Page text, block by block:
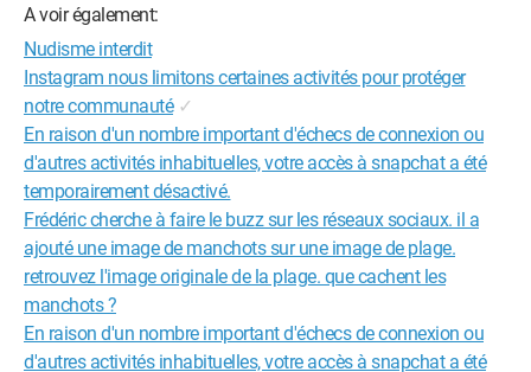
Sur les plages, des activités courantes comme jeter des
déchets, se baigner hors des zones surveillées, la circulation
de véhicules motorisés, la présence de chiens et même
ramasser des coquillages sont en réalité formellement
interdites et peuvent entraîner des amendes. De plus, il est
interdit de faire du feu, de camper, de fumer, et de faire voler un
drone sur la plage. Cependant, le nudisme est autorisé sur
certaines plages, tout comme l'écoute de la musique à
condition d'être respectueux des autres. À votre avis, ces
règles sont-elles suffisamment respectées?
Source
A voir également:
Nudisme interdit
Instagram nous limitons certaines activités pour protéger
notre communauté ✓
En raison d'un nombre important d'échecs de connexion ou
d'autres activités inhabituelles, votre accès à snapchat a été
temporairement désactivé.
Frédéric cherche à faire le buzz sur les réseaux sociaux. il a
ajouté une image de manchots sur une image de plage.
retrouvez l'image originale de la plage. que cachent les
manchots ?
En raison d'un nombre important d'échecs de connexion ou
d'autres activités inhabituelles, votre accès à snapchat a été